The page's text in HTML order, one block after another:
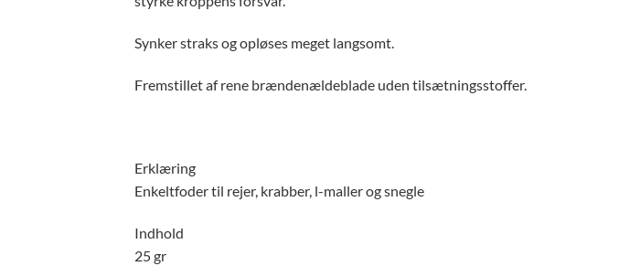
Synker straks og opløses meget langsomt.
Fremstillet af rene brændenældeblade uden tilsætningsstoffer.
Erklæring
Enkeltfoder til rejer, krabber, l-maller og snegle
Indhold
25 gr